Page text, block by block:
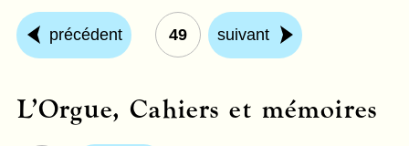
précédent 49 suivant
L’Orgue, Cahiers et mémoires